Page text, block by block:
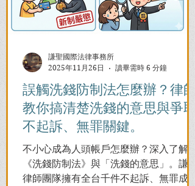
誤觸洗錢防制法怎麼辦？律師
教你搞清楚洗錢的意思與爭取
不起訴、無罪關鍵。
不小心成為人頭帳戶怎麼辦？深入了解
《洗錢防制法》與「洗錢的意思」。謙聖
律師團隊擁有全台千件不起訴、無罪成功
謙聖國際法律事務所
2025年11月26日
讀畢需時 6 分鐘